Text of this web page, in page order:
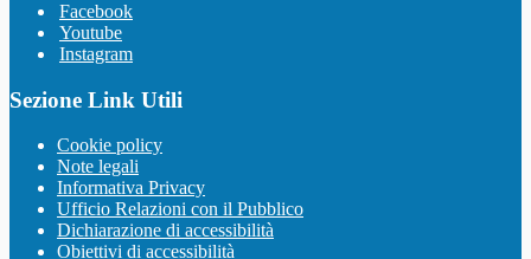
Facebook
Youtube
Instagram
Sezione Link Utili
Cookie policy
Note legali
Informativa Privacy
Ufficio Relazioni con il Pubblico
Dichiarazione di accessibilità
Obiettivi di accessibilità